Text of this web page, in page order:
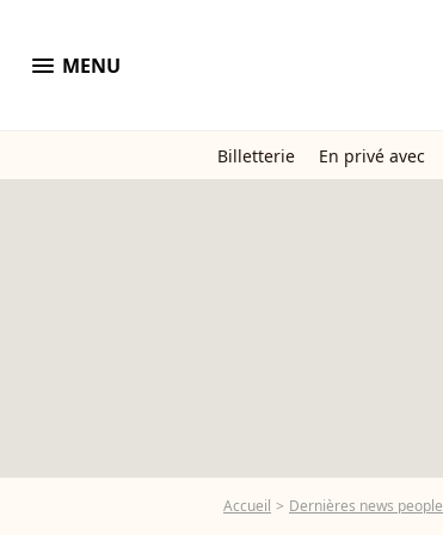
menu MENU
Billetterie En privé avec
Accueil Dernières news people